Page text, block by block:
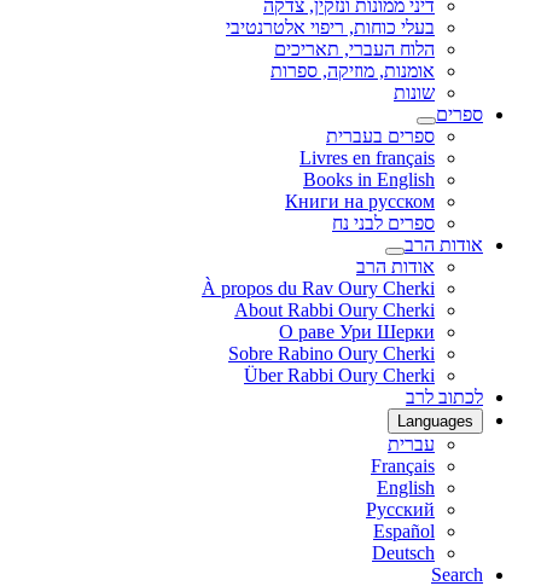
דיני ממונות ונזקין, צדקה
בעלי כוחות, ריפוי אלטרנטיבי
הלוח העברי, תאריכים
אומנות, מוזיקה, ספרות
שונות
ספרים
ספרים בעברית
Livres en français
Books in English
Книги на русском
ספרים לבני נח
אודות הרב
אודות הרב
À propos du Rav Oury Cherki
About Rabbi Oury Cherki
О раве Ури Шерки
Sobre Rabino Oury Cherki
Über Rabbi Oury Cherki
לכתוב לרב
Languages
עברית
Français
English
Русский
Español
Deutsch
Search